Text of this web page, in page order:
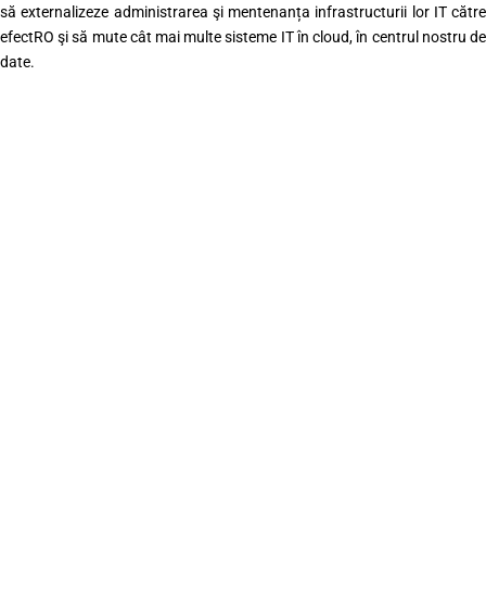
să externalizeze administrarea şi mentenanța infrastructurii lor IT către
efectRO şi să mute cât mai multe sisteme IT în cloud, în centrul nostru de
date.